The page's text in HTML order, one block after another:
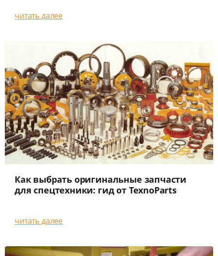
читать далее
Как выбрать оригинальные запчасти
для спецтехники: гид от TexnoParts
читать далее